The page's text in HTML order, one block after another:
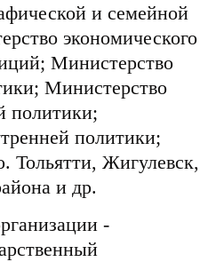
и семейной
экономического
Министерство
Министерство
политики;
политики;
Тольятти, Жигулевск,
и др.
-